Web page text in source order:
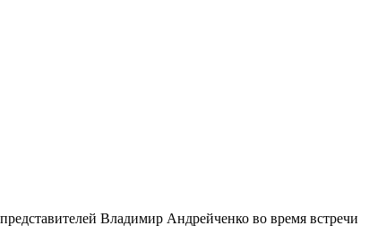
Владимир Андрейченко во время встречи